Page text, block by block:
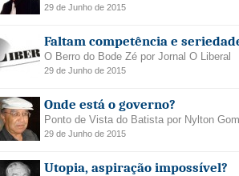
29 de Junho de 2015
Faltam competência e
O Berro do Bode Zé por Jornal O Liberal
29 de Junho de 2015
Onde está o governo?
Ponto de Vista do Batista por Nylton
29 de Junho de 2015
Utopia, aspiração impossível?